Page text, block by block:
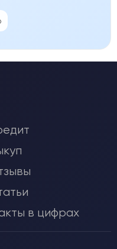
в цифрах